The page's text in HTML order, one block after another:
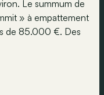
Le summum de
» à empattement
de 85.000 €. Des